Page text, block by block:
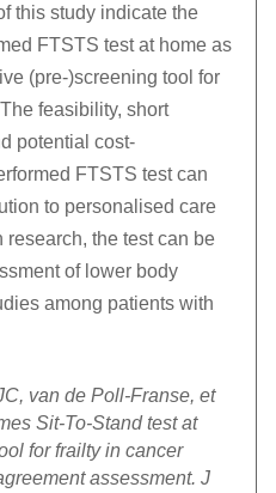
this study indicate the
FTSTS test at home as
(pre-)screening tool for
feasibility, short
potential cost-
FTSTS test can
to personalised care
the test can be
of lower body
among patients with
van de Poll-Franse, et
Sit-To-Stand test at
for frailty in cancer
assessment. J